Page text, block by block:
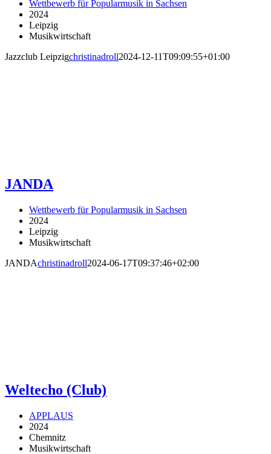
Wettbewerb für Popularmusik in Sachsen
2024
Leipzig
Musikwirtschaft
Jazzclub Leipzigchristinadroll2024-12-11T09:09:55+01:00
JANDA
Wettbewerb für Popularmusik in Sachsen
2024
Leipzig
Musikwirtschaft
JANDAchristinadroll2024-06-17T09:37:46+02:00
Weltecho (Club)
APPLAUS
2024
Chemnitz
Musikwirtschaft